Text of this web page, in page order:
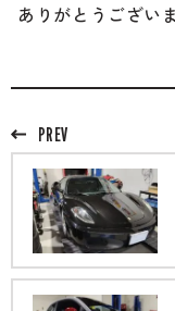
ありがとうござい
PREV